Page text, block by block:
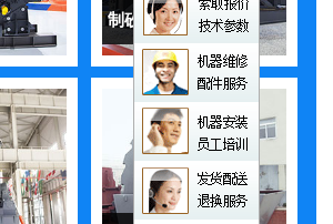
制砂机